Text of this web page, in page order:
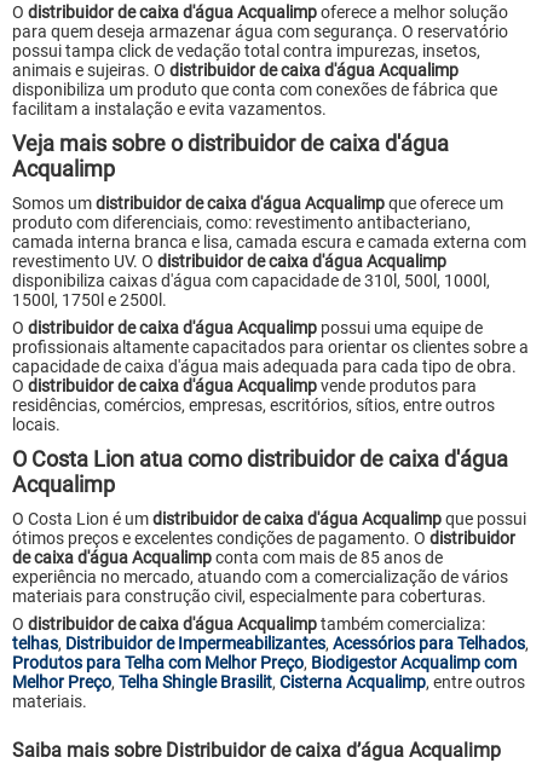
O distribuidor de caixa d'água Acqualimpoferece a melhor solução
para quem deseja armazenar água com segurança. O reservatório
possui tampa click de vedação total contra impurezas, insetos,
animais e sujeiras. O distribuidor de caixa d'água Acqualimp
disponibiliza um produto que conta com conexões de fábrica que
facilitam a instalação e evita vazamentos.
Veja mais sobre o distribuidor de caixa d'água
Acqualimp
Somos umdistribuidor de caixa d'água Acqualimpque oferece um
produto com diferenciais, como: revestimento antibacteriano,
camada interna branca e lisa, camada escura e camada externa com
revestimento UV. O distribuidor de caixa d'água Acqualimp
disponibiliza caixas d'água com capacidade de 310l, 500l, 1000l,
1500l, 1750l e 2500l.
O distribuidor de caixa d'água Acqualimp possui uma equipe de
profissionais altamente capacitados para orientar os clientes sobre a
capacidade de caixa d'água mais adequada para cada tipo de obra.
O distribuidor de caixa d'água Acqualimpvende produtos para
residências, comércios, empresas, escritórios, sítios, entre outros
locais.
O Costa Lion atua como distribuidor de caixa d'água
Acqualimp
O Costa Lion é umdistribuidor de caixa d'água Acqualimpque possui
ótimos preços e excelentes condições de pagamento. O distribuidor
de caixa d'água Acqualimpconta com mais de 85 anos de
experiência no mercado, atuando com a comercialização de vários
materiais para construção civil, especialmente para coberturas.
O distribuidor de caixa d'água Acqualimptambém comercializa:
telhas, Distribuidor de Impermeabilizantes, Acessórios para Telhados,
Produtos para Telha com Melhor Preço, Biodigestor Acqualimp com
Melhor Preço, Telha Shingle Brasilit, Cisterna Acqualimp, entre outros
materiais.
Saiba mais sobre Distribuidor de caixa d’água Acqualimp